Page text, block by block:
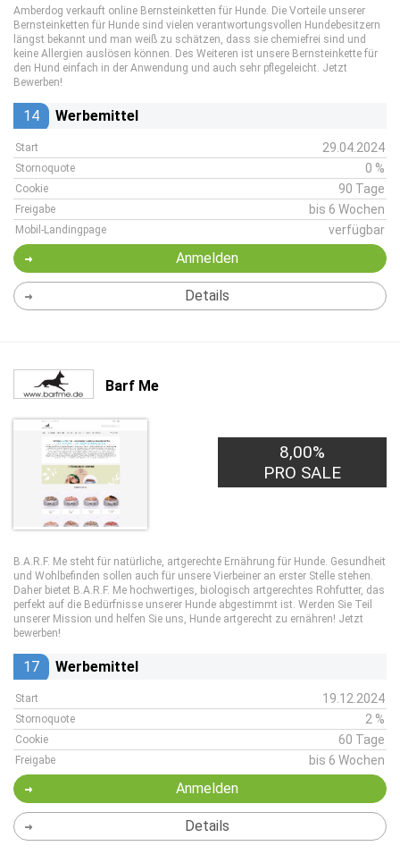
Amberdog verkauft online Bernsteinketten für Hunde. Die Vorteile unserer
Bernsteinketten für Hunde sind vielen verantwortungsvollen Hundebesitzern
längst bekannt und man weiß zu schätzen, dass sie chemiefrei sind und
keine Allergien auslösen können. Des Weiteren ist unsere Bernsteinkette für
den Hund einfach in der Anwendung und auch sehr pflegeleicht. Jetzt
Bewerben!
14 Werbemittel
Start 29.04.2024
Stornoquote 0 %
Cookie 90 Tage
Freigabe bis 6 Wochen
Mobil-Landingpage verfügbar
Anmelden
Details
Barf Me
8,00%
PRO SALE
B.A.R.F. Me steht für natürliche, artgerechte Ernährung für Hunde. Gesundheit
und Wohlbefinden sollen auch für unsere Vierbeiner an erster Stelle stehen.
Daher bietet B.A.R.F. Me hochwertiges, biologisch artgerechtes Rohfutter, das
perfekt auf die Bedürfnisse unserer Hunde abgestimmt ist. Werden Sie Teil
unserer Mission und helfen Sie uns, Hunde artgerecht zu ernähren! Jetzt
bewerben!
17 Werbemittel
Start 19.12.2024
Stornoquote 2 %
Cookie 60 Tage
Freigabe bis 6 Wochen
Anmelden
Details